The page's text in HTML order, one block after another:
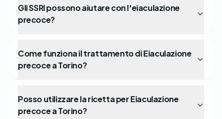
Gli SSRI possono aiutare con l'eiaculazione
precoce?
Come funziona il trattamento di Eiaculazione
precoce a Torino?
Posso utilizzare la ricetta per Eiaculazione
precoce a Torino?